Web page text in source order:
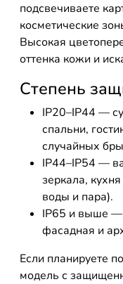
подсвечиваете
косметические
Высокая
оттенка кожи и
Степень
IP20–IP44 —
спальни,
случайных
IP44–IP54 —
зеркала,
воды и пара).
IP65 и выше —
фасадная и
Если планируете
модель с